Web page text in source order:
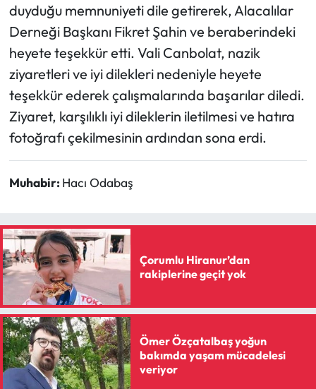
duyduğu memnuniyeti dile getirerek, Alacalılar
Derneği Başkanı Fikret Şahin ve beraberindeki
heyete teşekkür etti. Vali Canbolat, nazik
ziyaretleri ve iyi dilekleri nedeniyle heyete
teşekkür ederek çalışmalarında başarılar diledi.
Ziyaret, karşılıklı iyi dileklerin iletilmesi ve hatıra
fotoğrafı çekilmesinin ardından sona erdi.
Muhabir: Hacı Odabaş
Çorumlu Hiranur’dan
rakiplerine geçit yok
Ömer Özçatalbaş yoğun
bakımda yaşam mücadelesi
veriyor